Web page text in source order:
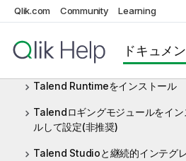
Qlik.com Community Learning
ドキュメ
ジトリーインストールして設定
Talend JobServerをインストール
定
Talend Runtimeをインストール
Talendロギングモジュールをイン
ルして設定(非推奨)
Talend Studioと継続的インテグ